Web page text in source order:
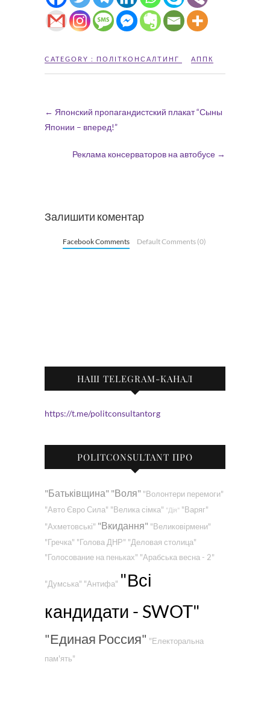
CATEGORY : ПОЛІТКОНСАЛТИНГ АППК
← Японский пропагандистский плакат “Сыны
Японии – вперед!”
Реклама консерваторов на автобусе →
Залишити коментар
Facebook Comments Default Comments (0)
НАШ TELEGRAM-КАНАЛ
https://t.me/politconsultantorg
POLITCONSULTANT ПРО
"Батьківщина" "Воля" "Волонтери перемоги"
"Авто Євро Сила" "Велика сімка" "Дія" "Варяг"
"Ахметовські" "Вкидання" "Великовірмени"
"Гречка" "Голова ДНР" "Деловая столица"
"Голосование на пеньках" "Арабська весна - 2"
"Думська" "Антифа" "Всі
кандидати - SWOT"
"Единая Россия" "Електоральна
пам'ять"